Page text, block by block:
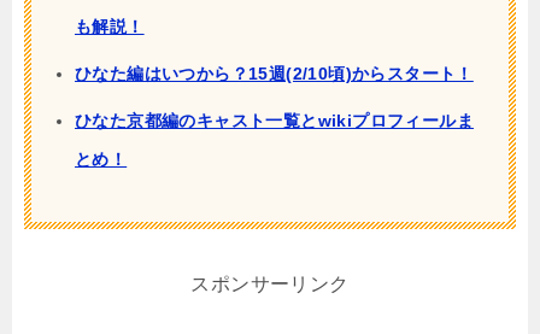
も解説！
ひなた編はいつから？15週(2/10頃)からスタート！
ひなた京都編のキャスト一覧とwikiプロフィールま
とめ！
スポンサーリンク